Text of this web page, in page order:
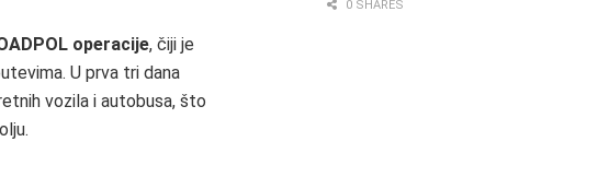
operacije, čiji je
U prva tri dana
vozila i autobusa, što
0 SHARES